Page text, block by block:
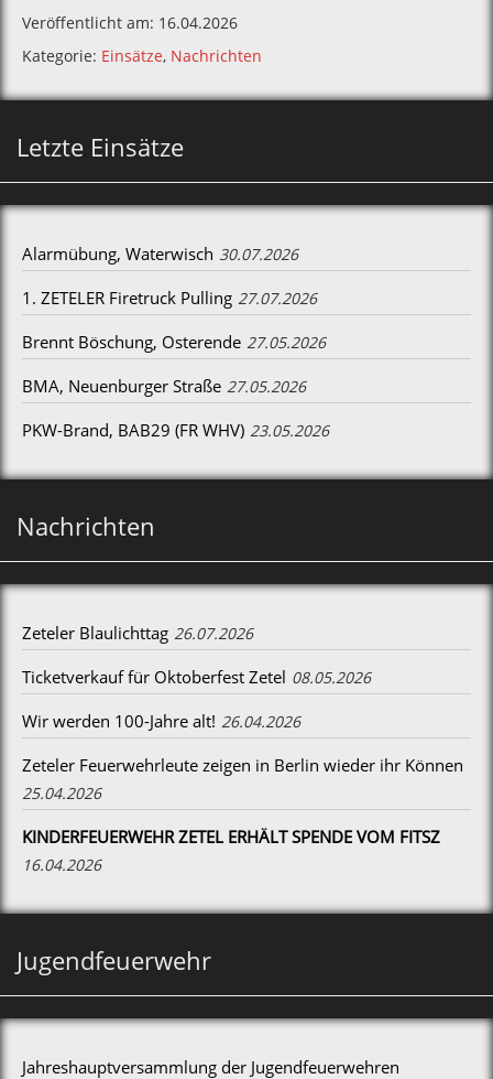
Veröffentlicht am: 16.04.2026
Kategorie: Einsätze, Nachrichten
Letzte Einsätze
Alarmübung, Waterwisch 30.07.2026
1. ZETELER Firetruck Pulling 27.07.2026
Brennt Böschung, Osterende 27.05.2026
BMA, Neuenburger Straße 27.05.2026
PKW-Brand, BAB29 (FR WHV) 23.05.2026
Nachrichten
Zeteler Blaulichttag 26.07.2026
Ticketverkauf für Oktoberfest Zetel 08.05.2026
Wir werden 100-Jahre alt! 26.04.2026
Zeteler Feuerwehrleute zeigen in Berlin wieder ihr Können
25.04.2026
KINDERFEUERWEHR ZETEL ERHÄLT SPENDE VOM FITSZ
16.04.2026
Jugendfeuerwehr
Jahreshauptversammlung der Jugendfeuerwehren